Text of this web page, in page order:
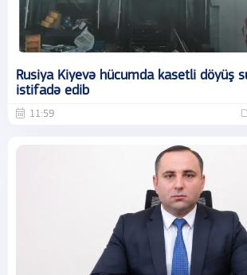
Rusiya Kiyevə hücumda kasetli döyüş
istifadə edib
11:59